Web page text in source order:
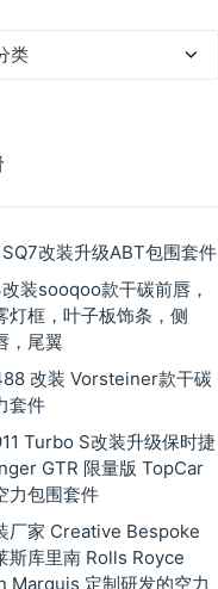
改装升级ABT包围套件
装sooqoo款干碳前唇，
灯框，叶子板饰条，侧
，尾翼
改装 Vorsteiner款干碳
套件
Turbo S改装升级保时捷
GTR 限量版 TopCar
力包围套件
厂家 Creative Bespoke
斯库里南 Rolls Royce
Marquis 定制研发的空力